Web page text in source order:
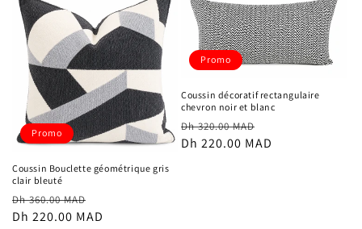
Promo
Coussin Bouclette géométrique gris
clair bleuté
Prix
habituel
Dh 360.00 MAD
promotionnel
Dh 220.00 MAD
Promo
Coussin décoratif rectangulaire
chevron noir et blanc
Prix
habituel
Dh 320.00 MAD
promotionnel
Dh 220.00 MAD